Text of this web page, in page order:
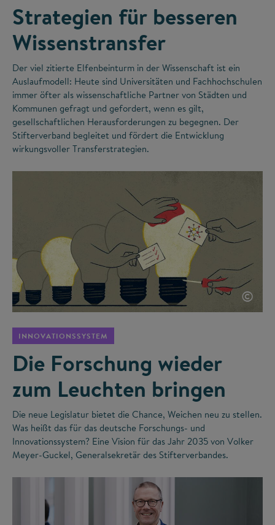
Strategien für besseren
Wissenstransfer
Der viel zitierte Elfenbeinturm in der Wissenschaft ist ein
Auslaufmodell: Heute sind Universitäten und Fachhochschulen
immer öfter als wissenschaftliche Partner von Städten und
Kommunen gefragt und gefordert, wenn es gilt,
gesellschaftlichen Herausforderungen zu begegnen. Der
Stifterverband begleitet und fördert die Entwicklung
wirkungsvoller Transferstrategien.
©
INNOVATIONSSYSTEM
Die Forschung wieder
zum Leuchten bringen
Die neue Legislatur bietet die Chance, Weichen neu zu stellen.
Was heißt das für das deutsche Forschungs- und
Innovationssystem? Eine Vision für das Jahr 2035 von Volker
Meyer-Guckel, Generalsekretär des Stifterverbandes.